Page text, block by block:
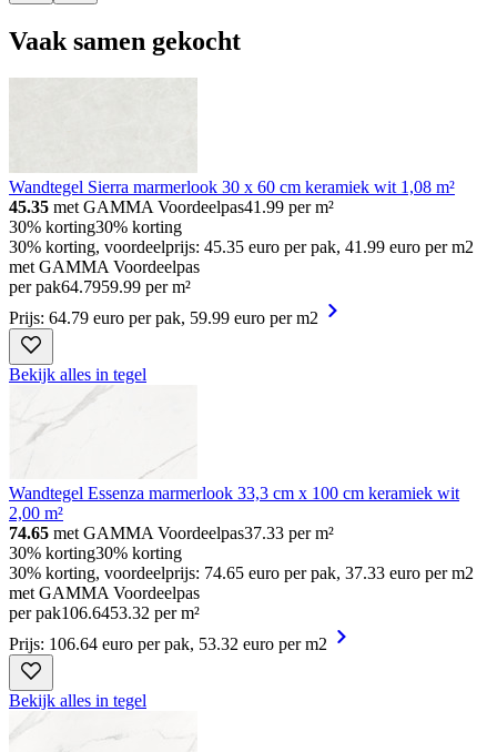
Vaak samen gekocht
Wandtegel Sierra marmerlook 30 x 60 cm keramiek wit 1,08 m²
45.35 met GAMMA Voordeelpas41.99 per m²
30% korting30% korting
30% korting, voordeelprijs: 45.35 euro per pak, 41.99 euro per m2
met GAMMA Voordeelpas
per pak64.7959.99 per m²
Prijs: 64.79 euro per pak, 59.99 euro per m2
Bekijk alles in tegel
Wandtegel Essenza marmerlook 33,3 cm x 100 cm keramiek wit
2,00 m²
74.65 met GAMMA Voordeelpas37.33 per m²
30% korting30% korting
30% korting, voordeelprijs: 74.65 euro per pak, 37.33 euro per m2
met GAMMA Voordeelpas
per pak106.6453.32 per m²
Prijs: 106.64 euro per pak, 53.32 euro per m2
Bekijk alles in tegel